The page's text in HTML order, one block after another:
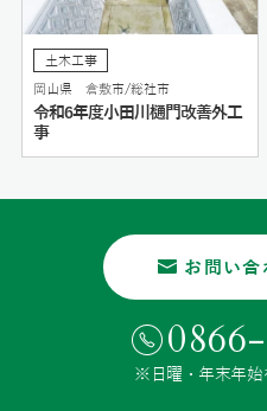
土木工事
岡山県 倉敷市/総社市
令和6年度小田川樋門改善外工
事
お問い合
※日曜・年末年始